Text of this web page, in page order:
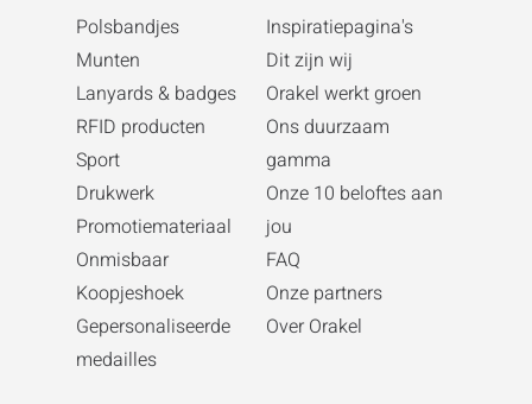
Polsbandjes
Munten
Lanyards & badges
RFID producten
Sport
Drukwerk
Promotiemateriaal
Onmisbaar
Koopjeshoek
Gepersonaliseerde
medailles
Inspiratiepagina's
Dit zijn wij
Orakel werkt groen
Ons duurzaam
gamma
Onze 10 beloftes aan
jou
FAQ
Onze partners
Over Orakel